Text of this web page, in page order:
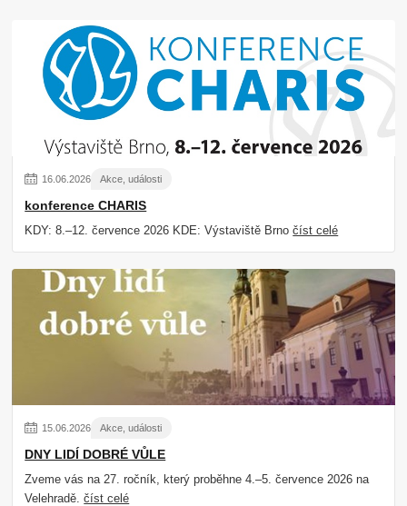
16. 06. 2026 Akce, události
konference CHARIS
KDY: 8.–12. července 2026 KDE: Výstaviště Brnočíst celé
15. 06. 2026 Akce, události
DNY LIDÍ DOBRÉ VŮLE
Zveme vás na 27. ročník, který proběhne 4.–5. července 2026 na
Velehradě.číst celé